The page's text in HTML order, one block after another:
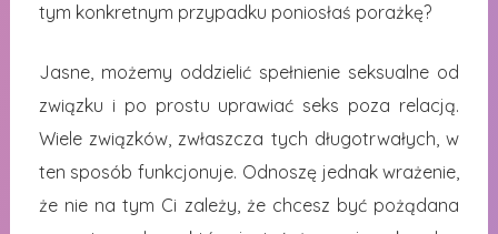
tym konkretnym przypadku poniosłaś porażkę?
Jasne, możemy oddzielić spełnienie seksualne od
związku i po prostu uprawiać seks poza relacją.
Wiele związków, zwłaszcza tych długotrwałych, w
ten sposób funkcjonuje. Odnoszę jednak wrażenie,
że nie na tym Ci zależy, że chcesz być pożądana